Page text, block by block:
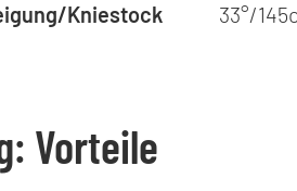
Kniestock
33°/
Vorteile